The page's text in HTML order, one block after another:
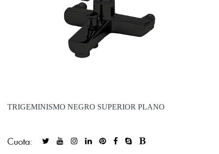
TRIGEMINISMO NEGRO SUPERIOR PLANO
Cuota: